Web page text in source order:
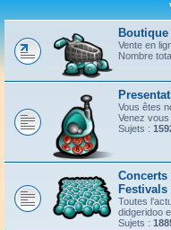
Boutique
Vente en
Nombre
Vous êtes
Venez
Sujets :
Concerts
Toutes
didgeridoo
Sujets :